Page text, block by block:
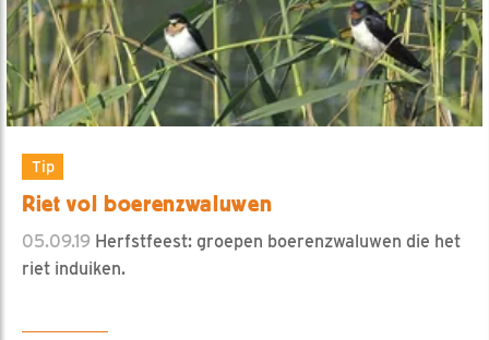
Tip
Riet vol boerenzwaluwen
05.09.19 Herfstfeest: groepen boerenzwaluwen die het
riet induiken.